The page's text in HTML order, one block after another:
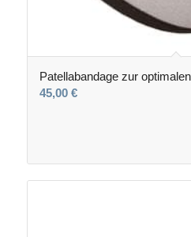
Patellabandage zur
45,00 €